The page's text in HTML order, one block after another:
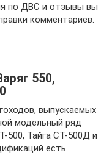
по ДВС и отзывы вы
комментариев.
550,
выпускаемых
модельный ряд
500, Тайга СТ-500Д и
есть